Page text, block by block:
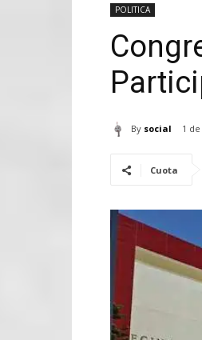
POLITICA
By social 1
Cuota